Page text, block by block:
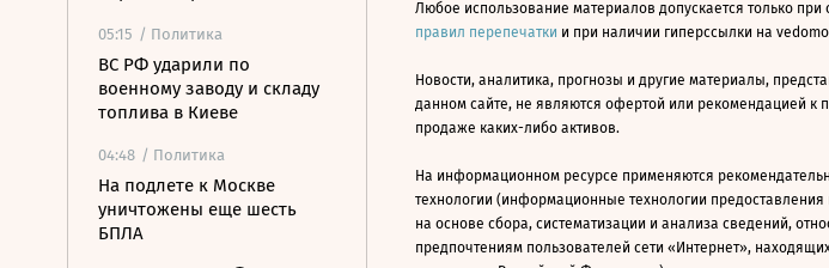
05:15 / Политика
ВС РФ ударили по
военному заводу и складу
топлива в Киеве
04:48 / Политика
На подлете к Москве
уничтожены еще шесть
БПЛА
Любое использование материалов допускается только при
правил перепечатки и при наличии гиперссылки на
Новости, аналитика, прогнозы и другие материалы,
данном сайте, не являются офертой или рекомендацией к
продаже каких-либо активов.
На информационном ресурсе применяются
технологии (информационные технологии
на основе сбора, систематизации и анализа сведений,
предпочтениям пользователей сети «Интернет»,